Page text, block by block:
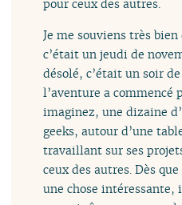
pour ceux des autres.
Je me souviens très
c’était un jeudi de
désolé, c’était un soir
l’aventure a commencé
imaginez, une dizaine
geeks, autour d’une
travaillant sur ses
ceux des autres. Dès
une chose intéressante,